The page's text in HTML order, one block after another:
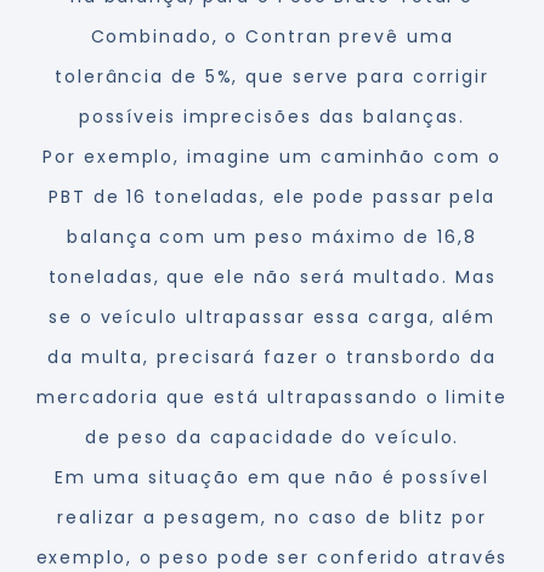
Combinado, o Contran prevê uma
tolerância de 5%, que serve para corrigir
possíveis imprecisões das balanças.
Por exemplo, imagine um caminhão com o
PBT de 16 toneladas, ele pode passar pela
balança com um peso máximo de 16,8
toneladas, que ele não será multado. Mas
se o veículo ultrapassar essa carga, além
da multa, precisará fazer o transbordo da
mercadoria que está ultrapassando o limite
de peso da capacidade do veículo.
Em uma situação em que não é possível
realizar a pesagem, no caso de blitz por
exemplo, o peso pode ser conferido através